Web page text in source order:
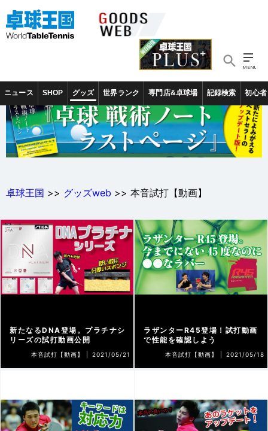
ニュース SHOP グッズ 世界ランク 専門店&卓球場 記録検索 初心者
卓球王国 >> グッズweb >> 本音試打【動画】
新たなるDNA登場。プラチナシ
リーズの試打動画公開
本音試打【動画】 | 2021/05/21
ラザンターR45登場！試打動画
で性能を確認しよう
本音試打【動画】 | 2021/05/18